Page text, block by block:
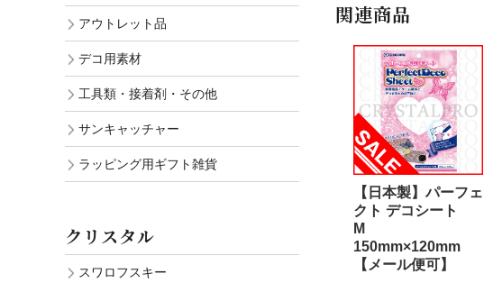
関連商品
【日本製】パーフェ
クト デコシート
M
150mm×120mm
【メール便可】
アウトレット品
デコ用素材
工具類・接着剤・その他
サンキャッチャー
ラッピング用ギフト雑貨
クリスタル
スワロフスキー